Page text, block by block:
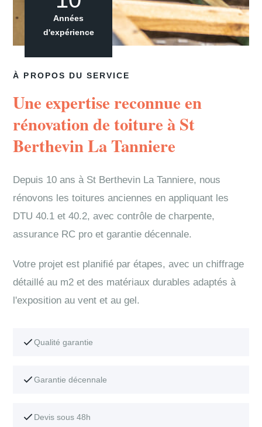
À PROPOS DU SERVICE
Une expertise reconnue en
rénovation de toiture à St
Berthevin La Tanniere
Depuis 10 ans à St Berthevin La Tanniere, nous
rénovons les toitures anciennes en appliquant les
DTU 40.1 et 40.2, avec contrôle de charpente,
assurance RC pro et garantie décennale.
Votre projet est planifié par étapes, avec un chiffrage
détaillé au m2 et des matériaux durables adaptés à
l'exposition au vent et au gel.
Qualité garantie
Garantie décennale
Devis sous 48h
Années
d'expérience